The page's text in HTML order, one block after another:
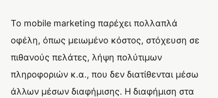
Το mobile marketing παρέχει πολλαπλά
οφέλη, όπως μειωμένο κόστος, στόχευση σε
πιθανούς πελάτες, λήψη πολύτιμων
πληροφοριών κ.α., που δεν διατίθενται μέσω
άλλων μέσων διαφήμισης. Η διαφήμιση στα